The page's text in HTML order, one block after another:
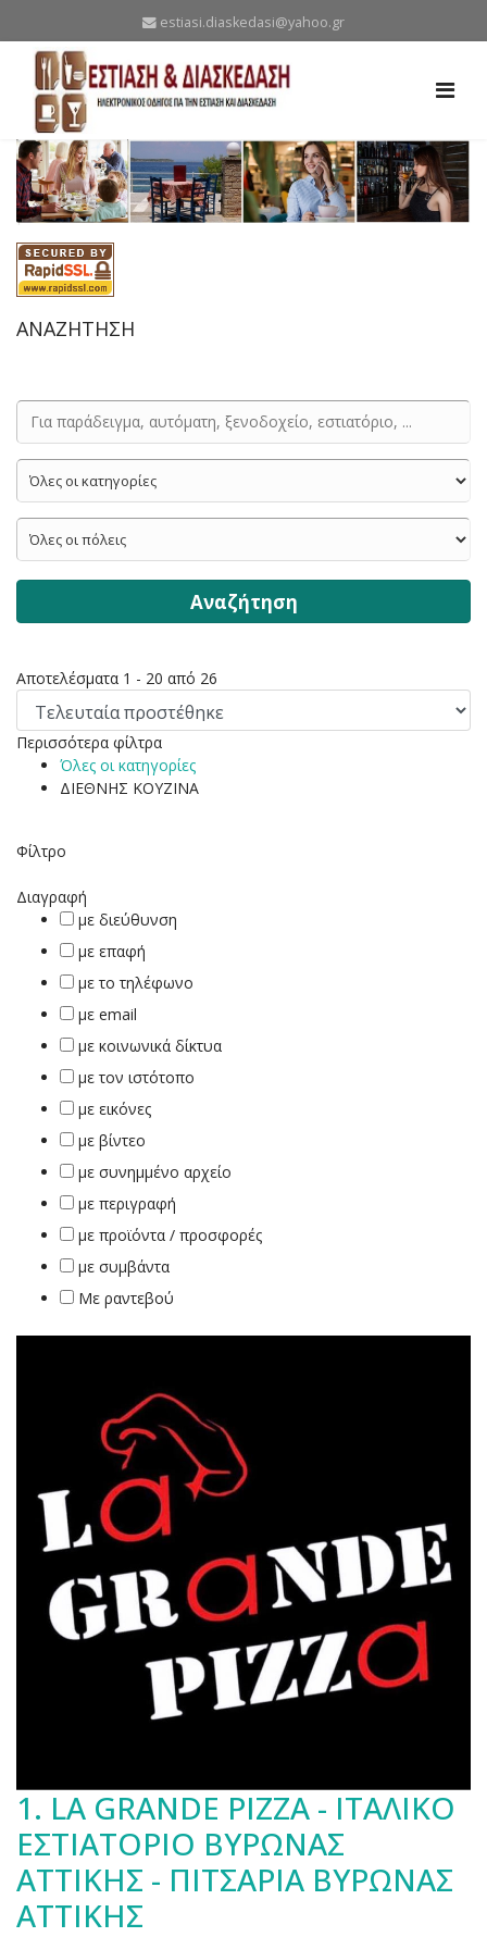
estiasi.diaskedasi@yahoo.gr
ΑΝΑΖΗΤΗΣΗ
Αναζήτηση
Αποτελέσματα 1 - 20 από 26
Περισσότερα φίλτρα
Όλες οι κατηγορίες
ΔΙΕΘΝΗΣ ΚΟΥΖΙΝΑ
Φίλτρο
Διαγραφή
με διεύθυνση
με επαφή
με το τηλέφωνο
με email
με κοινωνικά δίκτυα
με τον ιστότοπο
με εικόνες
με βίντεο
με συνημμένο αρχείο
με περιγραφή
με προϊόντα / προσφορές
με συμβάντα
Με ραντεβού
1. LA GRANDE PIZZA - ΙΤΑΛΙΚΟ
ΕΣΤΙΑΤΟΡΙΟ ΒΥΡΩΝΑΣ
ΑΤΤΙΚΗΣ - ΠΙΤΣΑΡΙΑ ΒΥΡΩΝΑΣ
ΑΤΤΙΚΗΣ